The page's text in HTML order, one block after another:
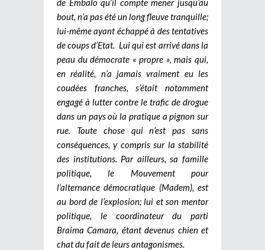
bout, n’a pas été un long fleuve tranquille;
lui-même ayant échappé à des tentatives
de coups d’Etat. Lui qui est arrivé dans la
peau du démocrate « propre », mais qui,
en réalité, n’a jamais vraiment eu les
coudées franches, s’était notamment
engagé à lutter contre le trafic de drogue
dans un pays où la pratique a pignon sur
rue. Toute chose qui n’est pas sans
conséquences, y compris sur la stabilité
des institutions. Par ailleurs, sa famille
politique, le Mouvement pour
l’alternance démocratique (Madem), est
au bord de l’explosion; lui et son mentor
politique, le coordinateur du parti
Braima Camara, étant devenus chien et
chat du fait de leurs antagonismes.